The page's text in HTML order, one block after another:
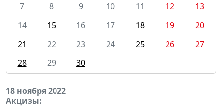
7
8 9 10 11 12
13
14
15 16 17 18 19
20
21
22 23 24 25 26
27
28
29 30
18 ноября 2022
Акцизы: